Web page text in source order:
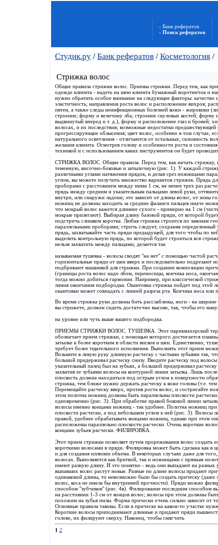
- Банк рефератов
- Поиск рефератов
Студик.ру / Банк рефератов / Косметология /
Стрижка волос
Общие правила стрижки волос. Приемы стрижки. Перед тем, как
одежде клиента - надеть на шею клиента бумажный воротничок и
нужно обратить особое внимание на следующие факторы: качество
эластичность; направления роста волос и расположение вихров;
пятен, а также следы неинфекционных болезней кожи - жировики
строение; форму и величину лба; строение скуловых костей;
выдвинутый вперед и т. д.), форму и расположение глаз и бровей;
волосах, и их последствия; возможные недостатки
прогрессирующие облысения; цвет волос, особенно в том случае,
натурального осветления - отличаются от остальных; склонность
желания клиента. Осмотрев голову и особенности роста и
техникой и с использованием каких инструментов он будет
СТРИЖКА ВОЛОС. Общие правила. Перед тем, как начать стрижку,
теменную, височно-боковые и затылочную (рис. 1). У каждой
различными углами натяжения прядок, и делая срез ножницами
углом, вы можете получить множество вариантов стрижек. Прядь
проборами с расстоянием между ними 1 см, не менее трех раз
прядь между средним и указательным пальцами левой руки,
внутри, или снаружи ладони; это зависит от длины волос, от зоны
ножниц не должны заходить за средние фаланги пальцев иначе
что мокрый волос кажется длиннее сухого - примерно на 1 см
мокрые прилегают). Выбирая длину базовой пряди, от которой
подстричь слишком коротка. Любая стрижка строится по законам
параллельными проборами; стричь следует, сохраняя
прядь, захватывайте часть пряди предыдущей, для того чтобы по
выделить контрольную прядь, по которой будет строиться вся
нельзя захватить между пальцами, делается так
называемая тушевка - волосы сводят "на нет" с помощью частой
горизонтальные пряди от шеи вверх и последовательно
подбривают машинкой для стрижки. При создании композиции
(границы роста волос надо лбом, переносицы, кончика носа,
тогда можно добиться гармонии. Например, при классической
линия окончания подбородка. Окантовка стрижка пойдет под этой
окантовки может совпадать с линией разреза рта. Кончика носа или
Во время стрижка руки должны бить расслаблены, ноги - на ширине
вы стрижете, должен сидеть достаточно высоко, так, чтобы его
на уровне или чуть выше вашего подбородка.
ПРИЕМЫ СТРИЖКИ ВОЛОС. ТУШЕВКА. Этот парикмахерский
обозначает прием стрижки, с помощью которого достигается
затылке к более коротким в области висков и шеи. Единственно,
требует более тщательного исполнения. Выполнять этот прием
Возьмите в левую руку длинную расческу с частыми зубьями так,
большой придерживал расческу снизу. Введите расческу под
указательный палец был на зубьях, а большой придерживал
захватив ее зубьями волосы на контурной линии затылка. Лишь
плоскость должна находиться под острым углом к поверхности
стрижка, тем ближе нужно держать расческу к коже головы (т.е.
Перемещайте расческу вверх, против роста волос, и состригайте
этом полотна ножниц должны быть параллельны плоскости
одновременно (рис. 3). При обработке правой боковой линии
волосы именно концами ножниц - так удобнее. Полотна ножниц при
плоскости расчески, а под небольшим углом к ней (рис. 3). Волосы
правой, удобнее обрабатывать концами ножниц, однако при этом
расположены параллельно плоскости расчески. Очень короткие
концами зубьев расчески. ФИЛИРОВКА.
Этот прием стрижки позволяет путем прореживания волос создать
короткими волосами в пряди. Филировка может быть сделана как в
и для создания иллюзии объема. В некоторых случаях даже для
волосах. Выполняется как бритвой, так и ножницами с прямым
имеют разную длину. И это понятно - ведь они выпадают на разных
выпавших волос растут новые. Разные по длине волосы придают
одинаковой длины, то невозможно было бы создать прическу (даже
волос, коса не имела бы внутренней прочности). Пряди можно
способом "зубчиков" (рис. 4в). Филирование последним способом
на расстоянии 1-3 см от концов волос; волосы при этом должны
похожим на зубья пилы. Форма прически очень сильно зависит от
Основные правила таковы. Если в прическе на каком-то участке
Короткие волосы приподнимают длинные и придают пряди
голове, их филируют сверху. Наконец, чтобы смягчить
1 2